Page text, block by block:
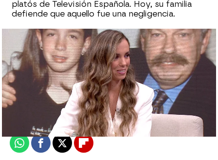
platós de Televisión Española. Hoy, su familia
defiende que aquello fue una negligencia.
Sara Sanz Navarro
Actualizado:21 de mayo de 2025, 19:45
07 de mayo de 2025, 14:36
WhatsappFacebook
X Flipboard